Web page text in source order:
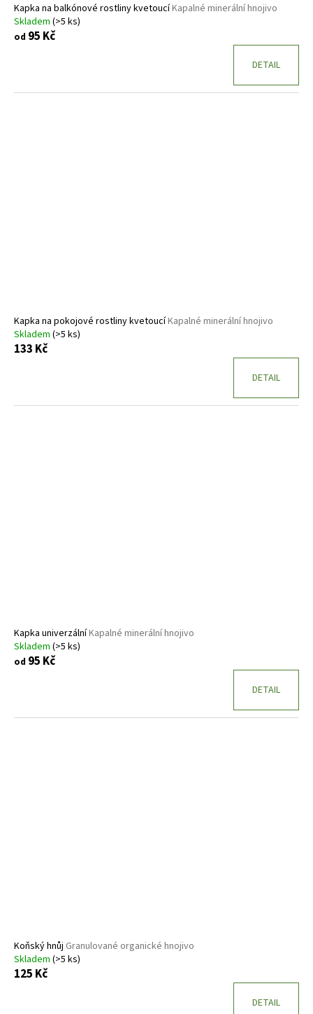
Kapka na balkónové rostliny kvetoucíKapalné minerální hnojivo
Skladem (>5 ks)
od 95 Kč
DETAIL
Kapka na pokojové rostliny kvetoucíKapalné minerální hnojivo
Skladem (>5 ks)
133 Kč
DETAIL
Kapka univerzálníKapalné minerální hnojivo
Skladem (>5 ks)
od 95 Kč
DETAIL
Koňský hnůj Granulované organické hnojivo
Skladem (>5 ks)
125 Kč
DETAIL